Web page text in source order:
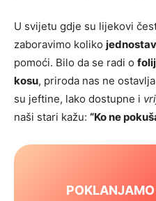
U svijetu gdje su lijekovi
zaboravimo koliko
pomoći. Bilo da se radi o
kosu, priroda nas ne
su jeftine, lako dostupne i
naši stari kažu: “Ko ne